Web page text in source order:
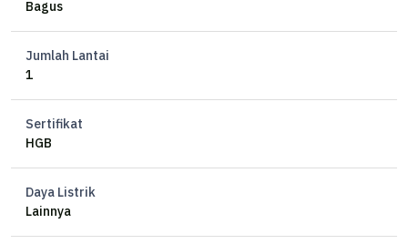
Bagus
Jumlah Lantai
1
Sertifikat
HGB
Daya Listrik
Lainnya